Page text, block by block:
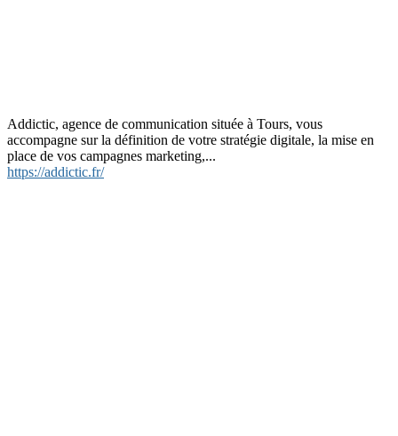
Addictic, agence de communication située à Tours, vous
accompagne sur la définition de votre stratégie digitale, la mise en
place de vos campagnes marketing,...
https://addictic.fr/